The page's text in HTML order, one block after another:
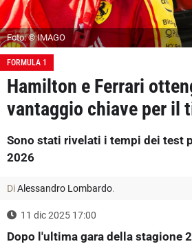
Foto: © IMAGO
FORMULA 1
Hamilton e Ferrari
vantaggio chiave per il
Sono stati rivelati i tempi dei test
2026
DiAlessandro Lombardo.
11 dic 2025 17:00
Dopo l'ultima gara della stagione